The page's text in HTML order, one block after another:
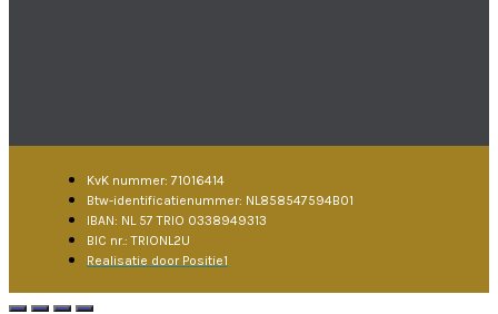
KvK nummer: 71016414
Btw-identificatienummer: NL858547594B01
IBAN: NL 57 TRIO 0338949313
BIC nr.: TRIONL2U
Realisatie door Positie1